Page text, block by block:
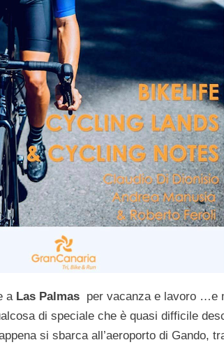
a Las Palmas per vacanza e lavoro …e
di speciale che è quasi difficile
si sbarca all’aeroporto di Gando,